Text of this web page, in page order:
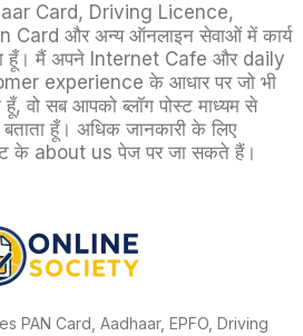
Card, Driving Licence,
Card और अन्य ऑनलाइन सेवाओं में कार्य
हूँ। मैं अपने Internet Cafe और daily
experience के आधार पर जो भी
हूँ, वो सब आपको ब्लॉग पोस्ट माध्यम से
हूँ। अधिक जानकारी के लिए
के about us पेज पर जा सकते हैं।
PAN Card, Aadhaar, EPFO, Driving